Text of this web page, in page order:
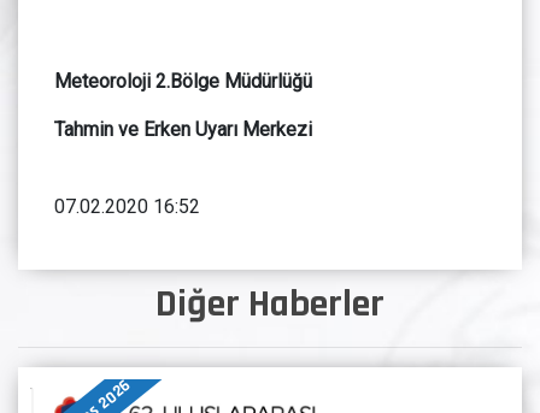
Diğer Haberler
Meteoroloji 2.Bölge Müdürlüğü
Tahmin ve Erken Uyarı Merkezi
07.02.2020 16:52